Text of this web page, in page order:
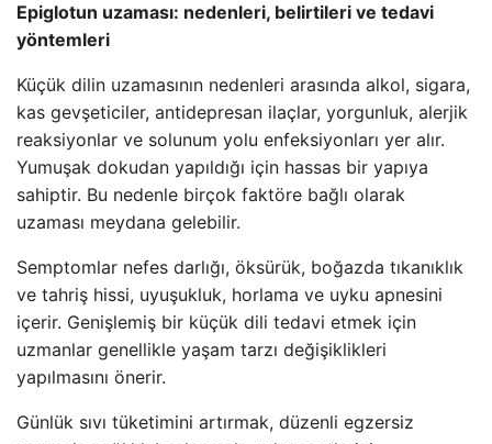
Epiglotun uzaması: nedenleri, belirtileri ve tedavi
yöntemleri
Küçük dilin uzamasının nedenleri arasında alkol, sigara,
kas gevşeticiler, antidepresan ilaçlar, yorgunluk, alerjik
reaksiyonlar ve solunum yolu enfeksiyonları yer alır.
Yumuşak dokudan yapıldığı için hassas bir yapıya
sahiptir. Bu nedenle birçok faktöre bağlı olarak
uzaması meydana gelebilir.
Semptomlar nefes darlığı, öksürük, boğazda tıkanıklık
ve tahriş hissi, uyuşukluk, horlama ve uyku apnesini
içerir. Genişlemiş bir küçük dili tedavi etmek için
uzmanlar genellikle yaşam tarzı değişiklikleri
yapılmasını önerir.
Günlük sıvı tüketimini artırmak, düzenli egzersiz